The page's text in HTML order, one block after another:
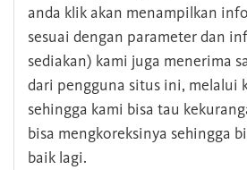
anda klik akan menampilkan
sesuai dengan parameter dan
sediakan) kami juga menerima
dari pengguna situs ini, melalui
sehingga kami bisa tau
bisa mengkoreksinya sehingga
baik lagi.